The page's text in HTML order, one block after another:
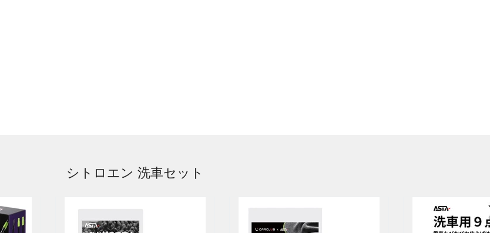
シトロエン 洗車セット